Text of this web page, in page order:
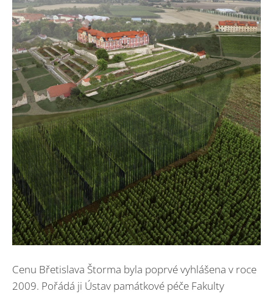
Cenu Břetislava Štorma byla poprvé vyhlášena v roce
2009. Pořádá ji Ústav památkové péče Fakulty